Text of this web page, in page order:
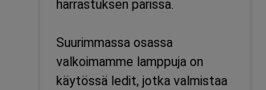
harrastuksen parissa.
Suurimmassa osassa
valkoimamme lamppuja on
käytössä ledit, jotka valmistaa